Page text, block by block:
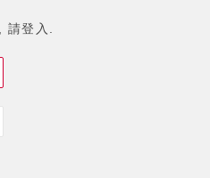
登入.